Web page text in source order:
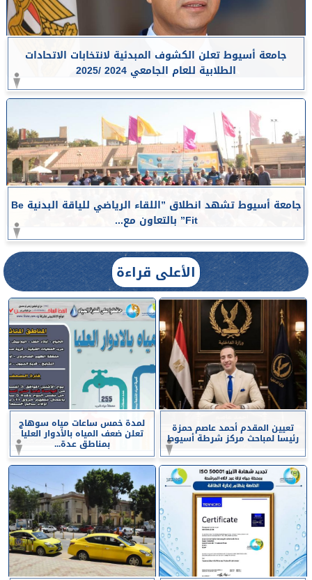
جامعة أسيوط تعلن الكشوف المبدئية لانتخابات الاتحادات
الطلابية للعام الجامعي 2024 /2025
جامعة أسيوط تشهد انطلاق ”اللقاء الرياضي للياقة البدنية Be
Fit” بالتعاون مع...
الأعلى قراءة
تعيين المقدم أحمد عاصم حمزة
رئيسا لمباحث مركز شرطة أسيوط
لمدة خمس ساعات مياه سوهاج
تعلن ضعف المياه بالأدوار العليا
بمناطق عدة...